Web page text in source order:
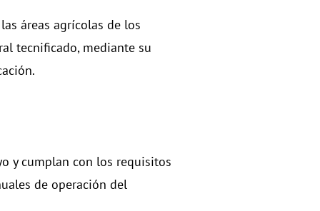
áreas agrícolas de los
tecnificado, mediante su
y cumplan con los requisitos
de operación del